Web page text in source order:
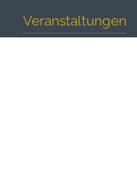
Veranstaltungen